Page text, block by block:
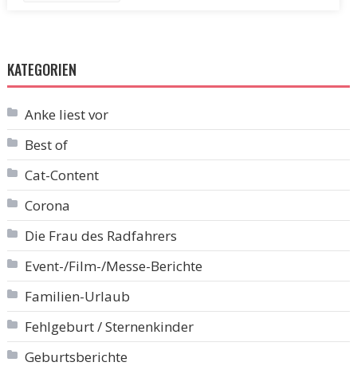
KATEGORIEN
Anke liest vor
Best of
Cat-Content
Corona
Die Frau des Radfahrers
Event-/Film-/Messe-Berichte
Familien-Urlaub
Fehlgeburt / Sternenkinder
Geburtsberichte